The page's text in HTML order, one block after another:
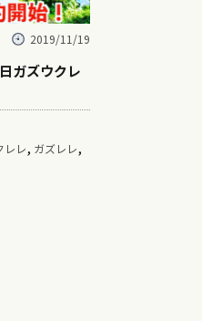
2019/11/19
ガズウクレ
レレ, ガズレレ,